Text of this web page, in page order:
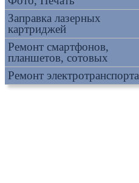
Заправка лазерных
картриджей
Ремонт смартфонов,
планшетов, сотовых
Ремонт электротранспорта